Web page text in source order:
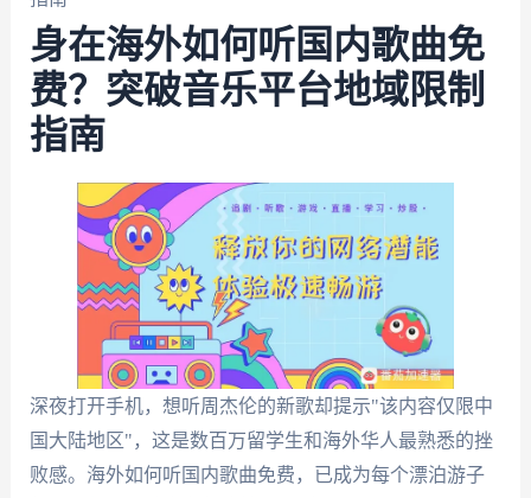
身在海外如何听国内歌曲免
费？突破音乐平台地域限制
指南
深夜打开手机，想听周杰伦的新歌却提示"该内容仅限中
国大陆地区"，这是数百万留学生和海外华人最熟悉的挫
败感。海外如何听国内歌曲免费，已成为每个漂泊游子